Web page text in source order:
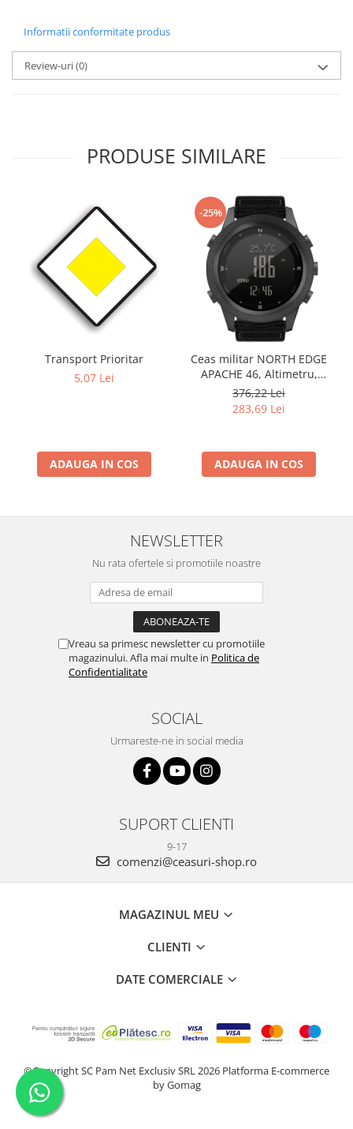
Informatii conformitate produs
Review-uri(0)
PRODUSE SIMILARE
Transport Prioritar
5,07 Lei
ADAUGA IN COS
-25%
Ceas militar NORTH EDGE
APACHE 46, Altimetru,
Barometru, Cronometru,
Termometru, Pedometru,
Busola
376,22 Lei
283,69 Lei
ADAUGA IN COS
NEWSLETTER
Nu rata ofertele si promotiile noastre
Vreau sa primesc newsletter cu promotiile
magazinului. Afla mai multe in Politica de
Confidentialitate
SOCIAL
Urmareste-ne in social media
SUPORT CLIENTI
9-17
comenzi@ceasuri-shop.ro
MAGAZINUL MEU
CLIENTI
DATE COMERCIALE
©Copyright SC Pam Net Exclusiv SRL 2026 Platforma E-commerce
by Gomag